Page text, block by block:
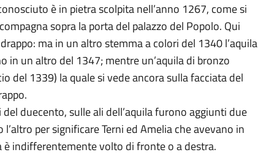
è in pietra scolpita nell’anno 1267, come si
sopra la porta del palazzo del Popolo. Qui
ma in un altro stemma a colori del 1340 l’aquila
in un altro del 1347; mentre un’aquila di bronzo
del 1339) la quale si vede ancora sulla facciata del
duecento, sulle ali dell’aquila furono aggiunti due
per significare Terni ed Amelia che avevano in
è indifferentemente volto di fronte o a destra.